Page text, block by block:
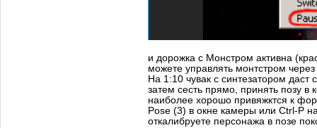
и дорожка с Монстром активна
можете управлять монтстром
На 1:10 чувак с синтезатором даст
затем сесть прямо, принять позу в
наиболее хорошо привяжктся к
Pose (3) в окне камеры или Ctrl-P
откалибруете персонажа в позе